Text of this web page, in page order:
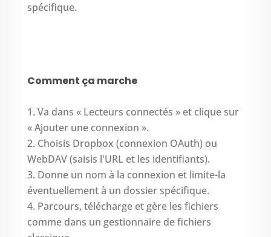
spécifique.
Comment ça marche
Va dans « Lecteurs connectés » et clique sur
« Ajouter une connexion ».
Choisis Dropbox (connexion OAuth) ou
WebDAV (saisis l'URL et les identifiants).
Donne un nom à la connexion et limite-la
éventuellement à un dossier spécifique.
Parcours, télécharge et gère les fichiers
comme dans un gestionnaire de fichiers